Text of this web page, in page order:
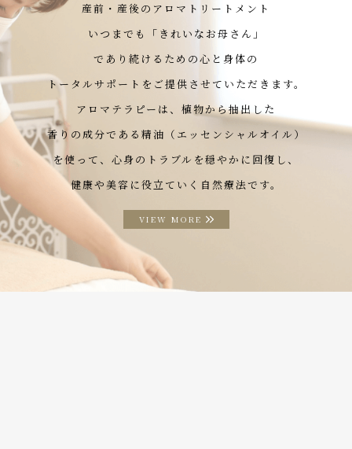
産前・産後のアロマトリートメント
いつまでも「きれいなお母さん」
であり続けるための心と身体の
トータルサポートをご提供させていただきます。
アロマテラピーは、植物から抽出した
香りの成分である精油（エッセンシャルオイル）
を使って、心身のトラブルを穏やかに回復し、
健康や美容に役立ていく自然療法です。
VIEW MORE